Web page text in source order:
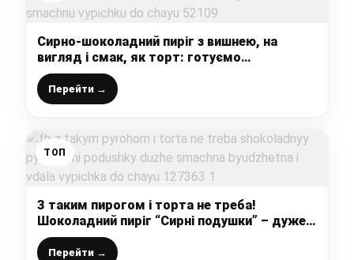
Сирно-шоколадний пиріг з вишнею, на
вигляд і смак, як торт: готуємо
простеньку і неймовірно смачну випічку до
чаюПерейти →
ТОП
З таким пирогом і торта не треба!
Шоколадний пиріг “Сирні подушки” – дуже
смачна, бюджетна і вдала випічка до чаю!
Перейти →